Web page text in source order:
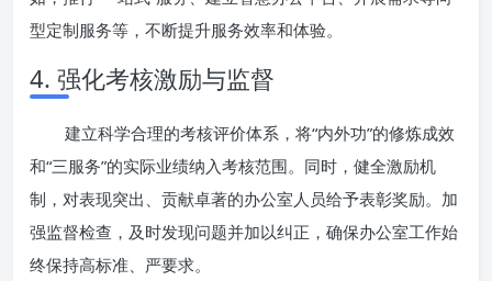
型定制服务等，不断提升服务效率和体验。
4. 强化考核激励与监督
建立科学合理的考核评价体系，将“内外功”的修炼成效
和“三服务”的实际业绩纳入考核范围。同时，健全激励机
制，对表现突出、贡献卓著的办公室人员给予表彰奖励。加
强监督检查，及时发现问题并加以纠正，确保办公室工作始
终保持高标准、严要求。